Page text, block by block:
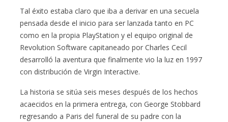
Tal éxito estaba claro que iba a derivar en una secuela
pensada desde el inicio para ser lanzada tanto en PC
como en la propia PlayStation y el equipo original de
Revolution Software capitaneado por Charles Cecil
desarrolló la aventura que finalmente vio la luz en 1997
con distribución de Virgin Interactive.
La historia se sitúa seis meses después de los hechos
acaecidos en la primera entrega, con George Stobbard
regresando a Paris del funeral de su padre con la